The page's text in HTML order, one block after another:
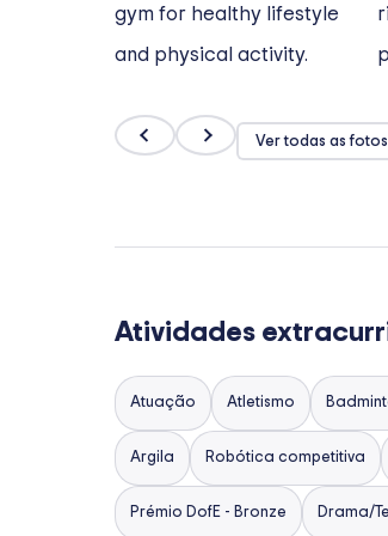
Ver todas as
Atividades
Atuação Atletismo
Argila Robótica competitiva
Prémio DofE - Bronze Drama/